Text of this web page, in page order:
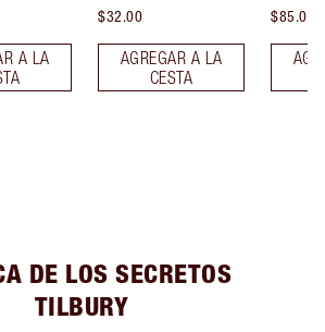
A LA
$32.00
AGREGAR A LA
CESTA
$85.00
DE LOS SECRETOS
TILBURY